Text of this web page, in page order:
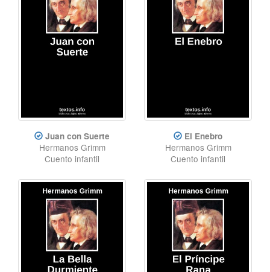
Juan con Suerte
Hermanos Grimm
Cuento infantil
El Enebro
Hermanos Grimm
Cuento infantil